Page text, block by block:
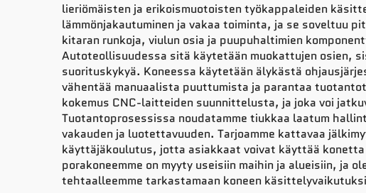
lieriömäisten ja erikoismuotoisten työkappaleiden
lämmönjakautuminen ja vakaa toiminta, ja se soveltuu
kitaran runkoja, viulun osia ja puupuhaltimien
Autoteollisuudessa sitä käytetään muokattujen osien,
suorituskykyä. Koneessa käytetään älykästä
vähentää manuaalista puuttumista ja parantaa
kokemus CNC-laitteiden suunnittelusta, ja joka voi
Tuotantoprosessissa noudatamme tiukkaa laatum
vakauden ja luotettavuuden. Tarjoamme kattavaa
käyttäjäkoulutus, jotta asiakkaat voivat käyttää
porakoneemme on myyty useisiin maihin ja alueisiin, ja
tehtaalleemme tarkastamaan koneen